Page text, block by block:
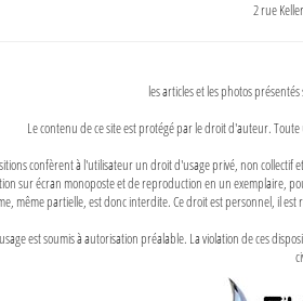
2 rue
les articles et les photos
Le contenu de ce site est protégé par le droit d'auteur.
confèrent à l'utilisateur un droit d'usage privé, non
sur écran monoposte et de reproduction en un exemplaire,
même partielle, est donc interdite. Ce droit est personnel, il
est soumis à autorisation préalable. La violation de ces